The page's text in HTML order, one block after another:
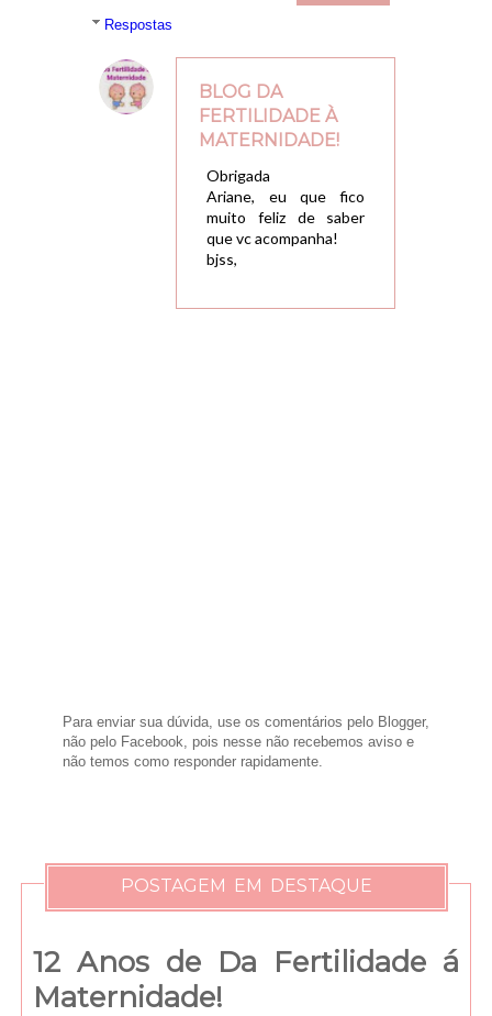
Respostas
BLOG DA
FERTILIDADE À
MATERNIDADE!
Obrigada
Ariane, eu que fico
muito feliz de saber
que vc acompanha!
bjss,
Para enviar sua dúvida, use os comentários pelo Blogger,
não pelo Facebook, pois nesse não recebemos aviso e
não temos como responder rapidamente.
POSTAGEM EM DESTAQUE
12 Anos de Da Fertilidade á
Maternidade!